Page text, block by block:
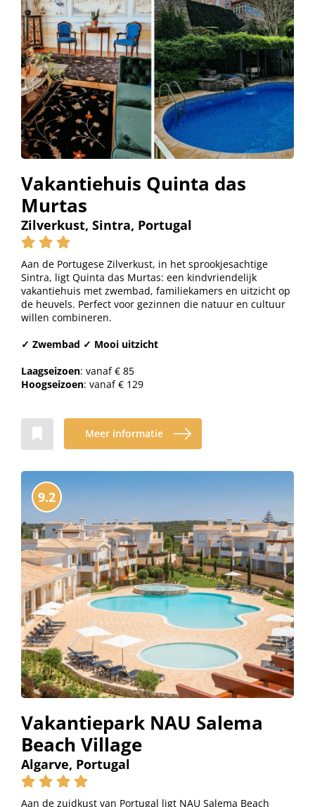
Vakantiehuis Quinta das
Murtas
Zilverkust, Sintra, Portugal
Aan de Portugese Zilverkust, in het sprookjesachtige
Sintra, ligt Quinta das Murtas: een kindvriendelijk
vakantiehuis met zwembad, familiekamers en uitzicht op
de heuvels. Perfect voor gezinnen die natuur en cultuur
willen combineren.
✓ Zwembad ✓ Mooi uitzicht
Laagseizoen: vanaf € 85
Hoogseizoen: vanaf € 129
Meer informatie
9.2
Vakantiepark NAU Salema
Beach Village
Algarve, Portugal
Aan de zuidkust van Portugal ligt NAU Salema Beach